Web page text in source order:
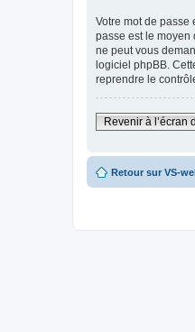
Votre mot de passe
passe est le moyen
ne peut vous
logiciel phpBB.
reprendre le
Revenir à l’écran
Retour sur VS-